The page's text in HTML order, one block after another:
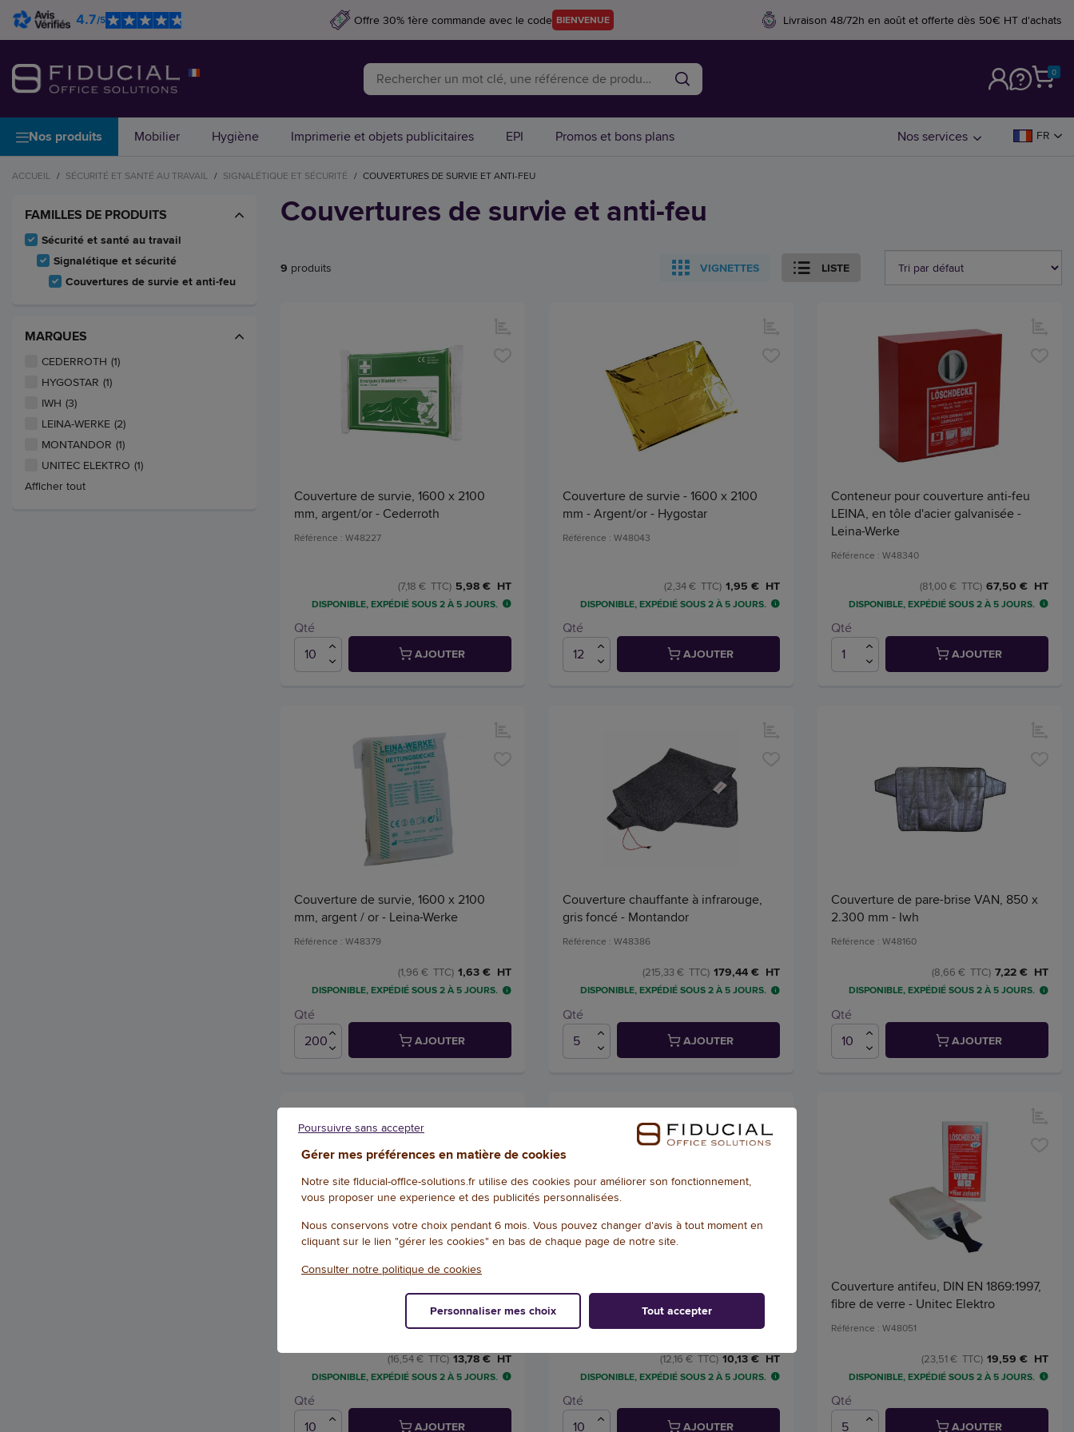
4.7/5 Offre 30% 1ère commande avec le code BIENVENUE Livraison 48/72h en août et offerte dès 50€ HT d'achats
0
Nos produits Mobilier Hygiène Imprimerie et objets publicitaires EPI Promos et bons plans Nos services FR
ACCUEIL / SÉCURITÉ ET SANTÉ AU TRAVAIL / SIGNALÉTIQUE ET SÉCURITÉ / COUVERTURES DE SURVIE ET ANTI-FEU
FAMILLES DE PRODUITS
Sécurité et santé au travail
Signalétique et sécurité
Couvertures de survie et anti-feu
MARQUES
CEDERROTH (1)
HYGOSTAR (1)
IWH (3)
LEINA-WERKE (2)
MONTANDOR (1)
UNITEC ELEKTRO (1)
Afficher tout
Couvertures de survie et anti-feu
9 produits VIGNETTES LISTE
Couverture de survie, 1600 x 2100
mm, argent/or - Cederroth
Référence : W48227
5,98 € HT
(7,18 € TTC)
DISPONIBLE, EXPÉDIÉ SOUS 2 À 5 JOURS.
Qté
AJOUTER
Couverture de survie - 1600 x 2100
mm - Argent/or - Hygostar
Référence : W48043
1,95 € HT
(2,34 € TTC)
DISPONIBLE, EXPÉDIÉ SOUS 2 À 5 JOURS.
Qté
AJOUTER
Conteneur pour couverture anti-feu
LEINA, en tôle d'acier galvanisée -
Leina-Werke
Référence : W48340
67,50 € HT
(81,00 € TTC)
DISPONIBLE, EXPÉDIÉ SOUS 2 À 5 JOURS.
Qté
AJOUTER
Couverture de survie, 1600 x 2100
mm, argent / or - Leina-Werke
Référence : W48379
1,63 € HT
(1,96 € TTC)
DISPONIBLE, EXPÉDIÉ SOUS 2 À 5 JOURS.
Qté
AJOUTER
Couverture chauffante à infrarouge,
gris foncé - Montandor
Référence : W48386
179,44 € HT
(215,33 € TTC)
DISPONIBLE, EXPÉDIÉ SOUS 2 À 5 JOURS.
Qté
AJOUTER
Couverture de pare-brise VAN, 850 x
2.300 mm - Iwh
Référence : W48160
7,22 € HT
(8,66 € TTC)
DISPONIBLE, EXPÉDIÉ SOUS 2 À 5 JOURS.
Qté
AJOUTER
13,78 € HT
(16,54 € TTC)
DISPONIBLE, EXPÉDIÉ SOUS 2 À 5 JOURS.
Qté
AJOUTER
x 2.000 mm - Iwh
Référence : W48313
10,13 € HT
(12,16 € TTC)
DISPONIBLE, EXPÉDIÉ SOUS 2 À 5 JOURS.
Qté
AJOUTER
Couverture antifeu, DIN EN 1869:1997,
fibre de verre - Unitec Elektro
Référence : W48051
19,59 € HT
(23,51 € TTC)
DISPONIBLE, EXPÉDIÉ SOUS 2 À 5 JOURS.
Qté
AJOUTER
Gérer mes préférences en matière de cookies
Notre site fiducial-office-solutions.fr utilise des cookies pour améliorer son fonctionnement,
vous proposer une experience et des publicités personnalisées.
Nous conservons votre choix pendant 6 mois. Vous pouvez changer d'avis à tout moment en
cliquant sur le lien "gérer les cookies" en bas de chaque page de notre site.
Consulter notre politique de cookies
Poursuivre sans accepter
Personnaliser mes choix Tout accepter